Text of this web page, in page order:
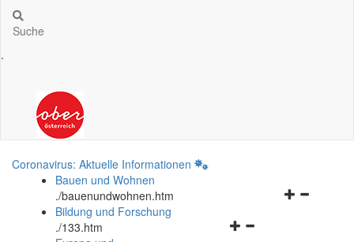
Suche
.
Coronavirus: Aktuelle Informationen
Bauen und Wohnen
./bauenundwohnen.htm
Navigationsmenü
Bildung und Forschung
./133.htm